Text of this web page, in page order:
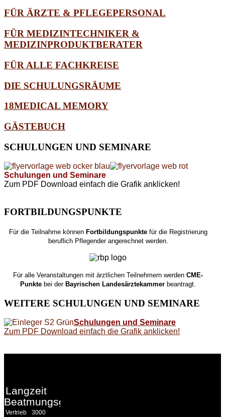
FÜR ÄRZTE & PFLEGEPERSONAL
FÜR MEDIZINTECHNIKER &
MEDIZINPRODUKTBERATER
FÜR ALLE FACHKREISE
DIE SCHULUNGSRÄUME
18MEDICAL MEMORY
GÄSTEBUCH
SCHULUNGEN UND SEMINARE
Schulungen und Seminare
Zum PDF Download einfach die Grafik anklicken!
FORTBILDUNGSPUNKTE
Für die Teilnahme könnenFortbildungspunktefür die Registrierung
beruflich Pflegender angerechnet werden.
Für alle Veranstaltungen mit ärztlichen Teilnehmern werdenCME-
Punkte bei derBayrischen Landesärztekammer beantragt.
WEITERE SCHULUNGEN UND SEMINARE
Schulungen und Seminare
Zum PDF Download einfach die Grafik anklicken!
Langzeit
Beatmungsgeräte
Vertrieb
3000